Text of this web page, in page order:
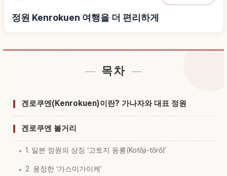
정원 Kenrokuen 여행을 더 편리하게
정원 Kenrokuen 근처 숙소 찾기
정원 Kenrokuen 체험 찾기↗
목차
겐로쿠엔(Kenrokuen)이란? 가나자와 대표 정원
겐로쿠엔 볼거리
1. 일본 정원의 상징 ‘고토지 등롱(Kotōji-tōrō)’
2. 웅장한 ‘가스미가이케’